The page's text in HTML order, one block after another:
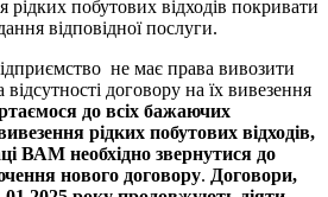
рідких побутових відходів покривати
відповідної послуги.
не має права вивозити
відсутності договору на їх вивезення
до всіх бажаючих
рідких побутових відходів,
ВАМ необхідно звернутися до
нового договору. Договори,